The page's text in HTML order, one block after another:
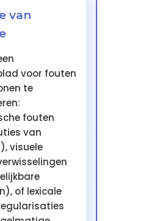
van
voor fouten
te
fouten
van
visuele
of lexicale